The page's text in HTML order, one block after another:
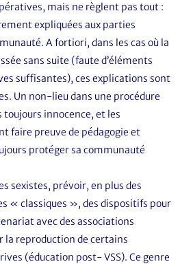
mais ne règlent pas tout :
expliquées aux parties
A fortiori, dans les cas où la
sans suite (faute d’éléments
suffisantes), ces explications sont
Un non-lieu dans une procédure
innocence, et les
faire preuve de pédagogie et
protéger sa communauté
sexistes, prévoir, en plus des
« classiques », des dispositifs pour
avec des associations
reproduction de certains
(éducation post- VSS). Ce genre